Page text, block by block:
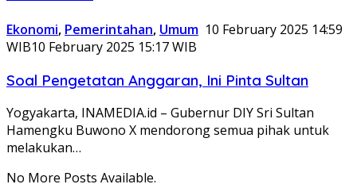
Ekonomi, Pemerintahan, Umum 10 February 2025 14:59
WIB10 February 2025 15:17 WIB
Soal Pengetatan Anggaran, Ini Pinta Sultan
Yogyakarta, INAMEDIA.id – Gubernur DIY Sri Sultan
Hamengku Buwono X mendorong semua pihak untuk
melakukan…
No More Posts Available.